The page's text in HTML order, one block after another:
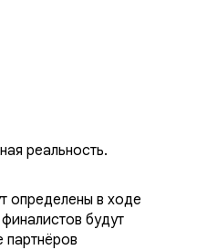
реальность.
определены в ходе
будут
партнёров